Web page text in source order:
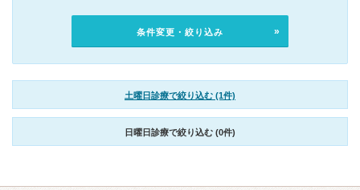
条件変更・絞り込み
土曜日診療で絞り込む (1件)
日曜日診療で絞り込む (0件)